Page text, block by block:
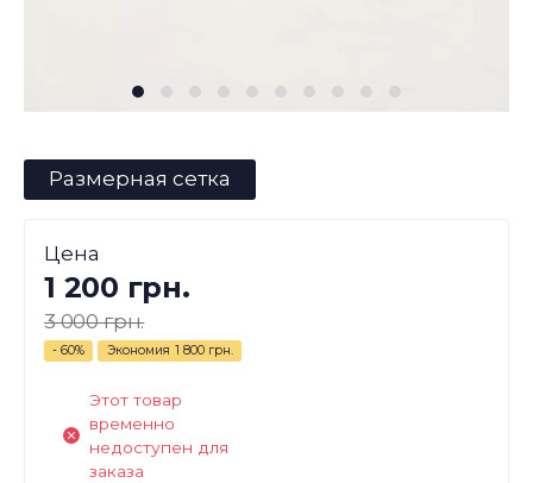
Размерная сетка
Цена
1 200 грн.
3 000 грн.
- 60% Экономия 1 800 грн.
Этот товар
временно
недоступен для
заказа